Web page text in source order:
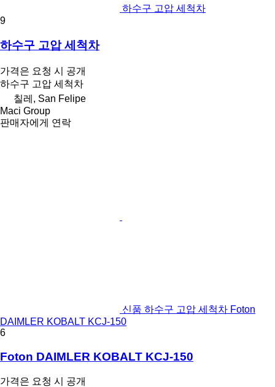
하수구 고압 세척차
9
하수구 고압 세척차
가격은 요청 시 공개
하수구 고압 세척차
칠레, San Felipe
Maci Group
판매자에게 연락
신품 하수구 고압 세척차 Foton
DAIMLER KOBALT KCJ-150
6
Foton DAIMLER KOBALT KCJ-150
가격은 요청 시 공개